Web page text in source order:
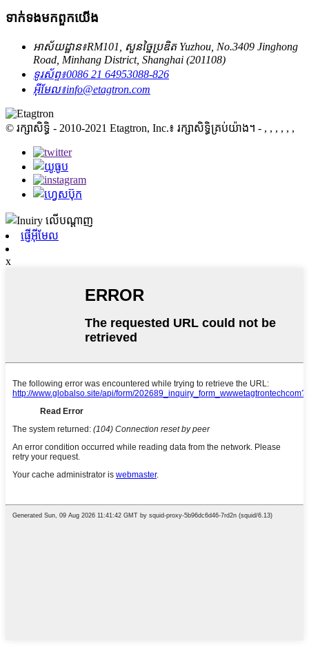
ទាក់ទង​មក​ពួក​យើង
អាស័យដ្ឋាន៖RM101, សួនច្នៃប្រឌិត Yuzhou, No.3409 Jinghong
Road, Minhang District, Shanghai (201108)
ទូរស័ព្ទ៖0086 21 64953088-826
អ៊ីមែល៖info@etagtron.com
© រក្សាសិទ្ធិ - 2010-2021 Etagtron, Inc.៖ រក្សាសិទ្ធិគ្រប់យ៉ាង។ - , , , , , ,
ផ្ញើអ៊ីមែល
x